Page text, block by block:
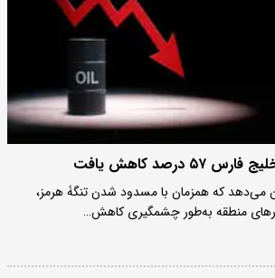
درصد کاهش یافت
می‌دهد که همزمان با مسدود شدن تنگۀ هرمز،
منطقه به‌طور چشمگیری کاهش…